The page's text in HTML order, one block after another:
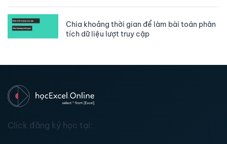
Chia khoảng thời gian để làm bài toán phân
tích dữ liệu lượt truy cập
Click đăng ký học tại: